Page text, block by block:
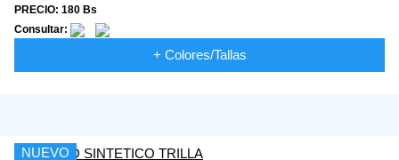
PRECIO: 180 Bs
Consultar:
+ Colores/Tallas
NUEVO